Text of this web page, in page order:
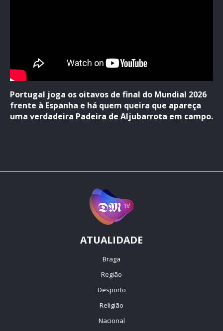
Portugal joga os oitavos de final do Mundial 2026
frente à Espanha e há quem queira que apareça
uma verdadeira Padeira de Aljubarrota em campo.
ATUALIDADE
Braga
Região
Desporto
Religião
Nacional